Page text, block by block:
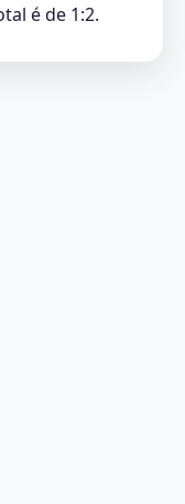
é de 1:2.